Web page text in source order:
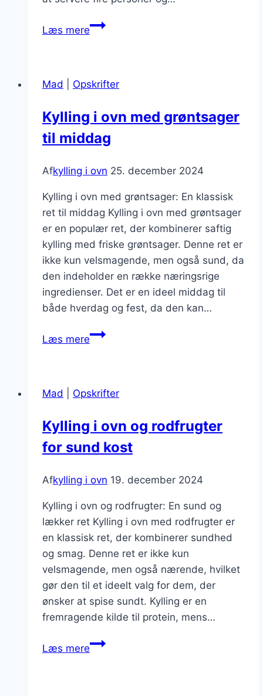
Læs mereKylling
til
personer
Mad Opskrifter
Kylling i ovn med grøntsager
til middag
Afkylling i ovn 25. december 2024
Kylling i ovn med grøntsager: En klassisk
ret til middag Kylling i ovn med grøntsager
er en populær ret, der kombinerer saftig
kylling med friske grøntsager. Denne ret er
ikke kun velsmagende, men også sund, da
den indeholder en række næringsrige
ingredienser. Det er en ideel middag til
både hverdag og fest, da den kan…
Læs mereKylling
grøntsager
middag
Mad Opskrifter
Kylling i ovn og rodfrugter
for sund kost
Afkylling i ovn 19. december 2024
Kylling i ovn og rodfrugter: En sund og
lækker ret Kylling i ovn med rodfrugter er
en klassisk ret, der kombinerer sundhed
og smag. Denne ret er ikke kun
velsmagende, men også nærende, hvilket
gør den til et ideelt valg for dem, der
ønsker at spise sundt. Kylling er en
fremragende kilde til protein, mens…
Læs mereKylling